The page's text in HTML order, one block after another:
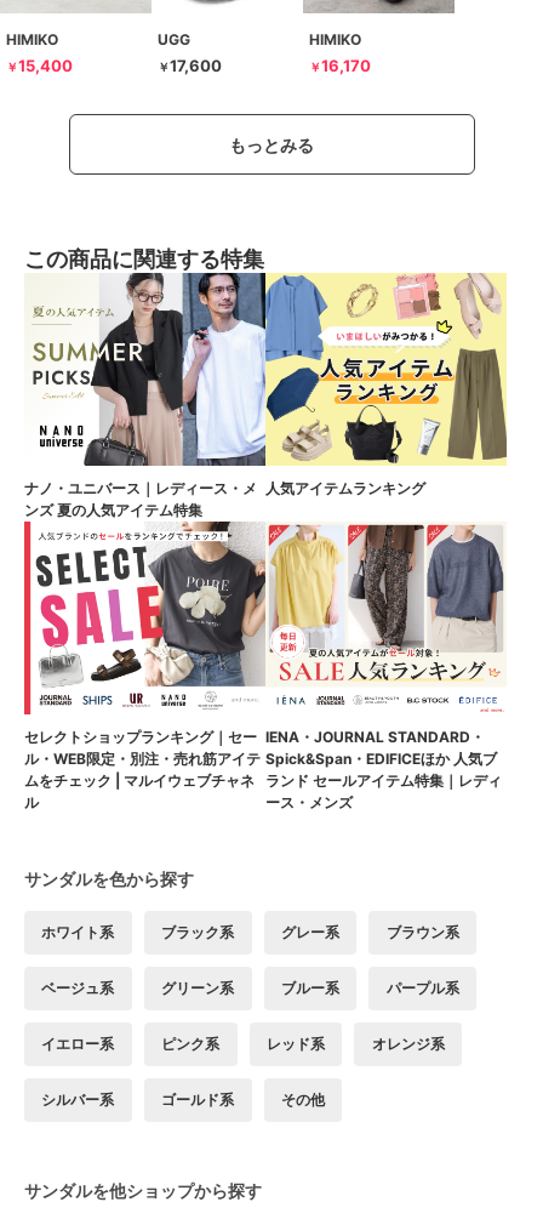
HIMIKO
￥15,400
UGG
￥17,600
HIMIKO
￥16,170
もっとみる
この商品に関連する特集
ナノ・ユニバース｜レディース・メ
ンズ 夏の人気アイテム特集
人気アイテムランキング
セレクトショップランキング｜セー
ル・WEB限定・別注・売れ筋アイテ
ムをチェック | マルイウェブチャネ
ル
IENA・JOURNAL STANDARD・
Spick&Span・EDIFICEほか 人気ブ
ランド セールアイテム特集｜レディ
ース・メンズ
サンダルを色から探す
ホワイト系 ブラック系 グレー系 ブラウン系
ベージュ系 グリーン系 ブルー系 パープル系
イエロー系 ピンク系 レッド系 オレンジ系
シルバー系 ゴールド系 その他
サンダルを他ショップから探す